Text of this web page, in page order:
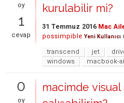
oy
1
cevap
kurulabilir mi?
31 Temmuz 2016 Mac
possimpible Yeni Kullanıcı
transcend
jet
windows
macbook-
0
oy
macimde visual